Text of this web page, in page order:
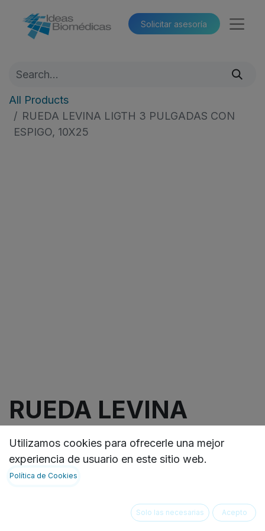
Solicitar asesoría​​
All Products
RUEDA LEVINA LIGTH 3 PULGADAS CON
ESPIGO, 10X25
RUEDA LEVINA
LIGTH 3 PULGADAS
CON ESPIGO, 10X25
Utilizamos cookies para ofrecerle una mejor
experiencia de usuario en este sitio web.
Política de Cookies
Solo las necesarias Acepto